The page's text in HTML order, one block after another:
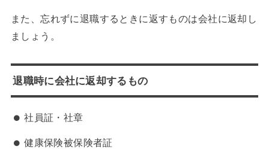
また、忘れずに退職するときに返すものは会社に返却し
ましょう。
退職時に会社に返却するもの
社員証・社章
健康保険被保険者証